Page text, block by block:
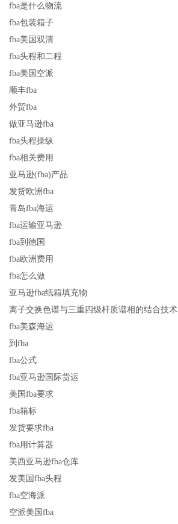
fba是什么物流
fba包装箱子
fba美国双清
fba头程和二程
fba美国空派
顺丰fba
外贸fba
做亚马逊fba
fba头程操纵
fba相关费用
亚马逊(fba)产品
发货欧洲fba
青岛fba海运
fba运输亚马逊
fba到德国
fba欧洲费用
fba怎么做
亚马逊fba纸箱填充物
离子交换色谱与三重四级杆质谱相的结合技术
fba美森海运
到fba
fba公式
fba亚马逊国际货运
美国fba要求
fba箱标
发货要求fba
fba用计算器
美西亚马逊fba仓库
发美国fba头程
fba空海派
空派美国fba